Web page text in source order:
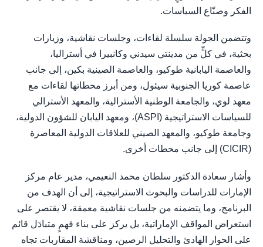
الفكر وصنّاع السياسات.
وتتضمن الجولة سلسلة لقاءات، وجلسات نقاشية، وزيارات
بحثية، في كلٍّ من مدينتي سيدني وكانبيرا في أستراليا،
والعاصمة اليابانية طوكيو، والعاصمة الصينية بكين، إلى جانب
عاصمة كوريا الجنوبية سيئول، ومن أبرز محطاتها لقاءات مع
معهد لوي، والجامعة الوطنية الأسترالية، والمعهد الأسترالي
للسياسات الاستراتيجية (ASPI)، ومعهد اليابان للشؤون الدولية،
وجامعة طوكيو، والمعهد الصيني للعلاقات الدولية المعاصرة
(CICIR) إلى جانب محطات أخرى.
وأشار سعادة الدكتور سلطان محمد النعيمي، مدير عام مركز
الإمارات للدراسات والبحوث الاستراتيجية، إلى أن الهدف من
البرنامج، وما يتضمنه من جلسات نقاشية معمقة، لا يقتصر على
استعراض المواقف الإماراتية، بل يركز على بناء فهمٍ متبادَل قائم
على الحوار الهادئ والتحليل الرصين، ومناقشة المقاربات تجاه